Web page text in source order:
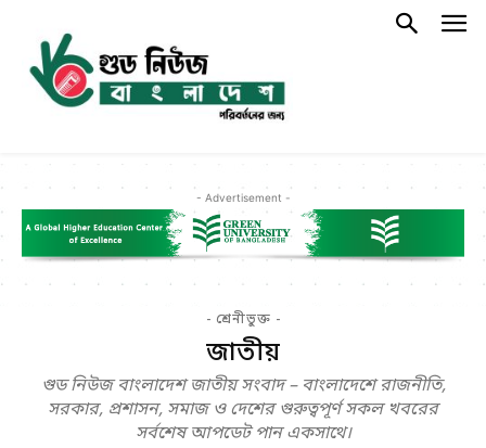
- Advertisement -
- শ্রেনীভুক্ত -
জাতীয়
গুড নিউজ বাংলাদেশ জাতীয় সংবাদ – বাংলাদেশে রাজনীতি,
সরকার, প্রশাসন, সমাজ ও দেশের গুরুত্বপূর্ণ সকল খবরের
সর্বশেষ আপডেট পান একসাথে।